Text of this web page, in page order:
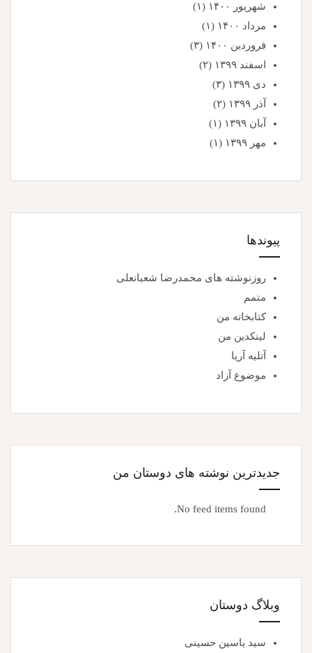
شهریور ۱۴۰۰
(۱)
مرداد ۱۴۰۰
(۱)
فروردین ۱۴۰۰
(۳)
اسفند ۱۳۹۹
(۲)
دی ۱۳۹۹
(۳)
آذر ۱۳۹۹
(۲)
آبان ۱۳۹۹
(۱)
مهر ۱۳۹۹
(۱)
پیوندها
روزنوشته های محمدرضا شعبانعلی
متمم
کتابخانه من
لینکدین من
آتلیه آریا
موضوع آزاد
جدیدترین نوشته های دوستان من
No feed items found.
وبلاگ دوستان
سید یاسین حسینی